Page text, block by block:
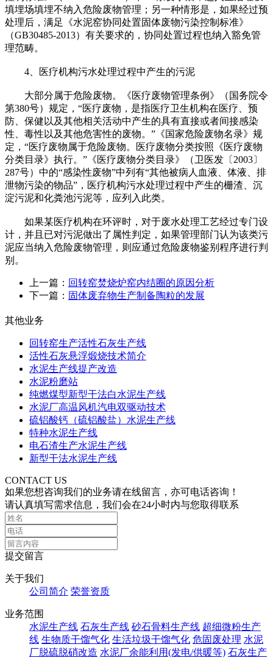
填埋场填埋不纳入危险废物管理；另一种情形是，如果经过预
处理后，满足《水泥窑协同处置固体废物污染控制标准》
（GB30485-2013）有关要求的，协同处置过程也纳入豁免管
理范畴。
4、医疗机构污水处理过程中产生的污泥
大部分属于危险废物。《医疗废物管理条例》（国务院令
第380号）规定，“医疗废物，是指医疗卫生机构在医疗、预
防、保健以及其他相关活动中产生的具有直接或者间接感染
性、毒性以及其他危害性的废物。”《国家危险废物名录》规
定，“医疗废物属于危险废物。医疗废物分类按照《医疗废物
分类目录》执行。”《医疗废物分类目录》（卫医发〔2003〕
287号）中的“感染性废物”中列有“其他被病人血液、体液、排
泄物污染的物品”，医疗机构污水处理过程中产生的栅渣、沉
淀污泥和化粪池污泥等，应列入此类。
如果某医疗机构在环评时，对于废水处理工艺经过专门设
计，并且已对污泥做出了属性判定，如果管理部门认为该类污
泥应当纳入危险废物管理，则应通过危险废物鉴别程序进行判
别。
上一篇： 回转窑焚烧炉窑内结圈的原因分析
下一篇： 固体废弃物生产制备陶粒的发展
其他业务
回转窑生产活性石灰生产线
活性石灰悬浮煅烧技术简介
水泥生产线提产改造
水泥粉磨站
纯燃煤型新型干法白水泥生产线
水泥厂高温风机汽电双驱动技术
硫铝酸钙（硫铝酸盐）水泥生产线
特种水泥生产线
电石渣生产水泥生产线
新型干法水泥生产线
CONTACT US
如果您想咨询我们的业务请在线留言，亦可电话咨询！
请认真填写需求信息，我们会在24小时内与您取得联系
提交留言
关于我们
公司简介 荣誉资质
业务范围
水泥生产线 石灰生产线 砂石骨料生产线 超细微粉生产
线 生物质干馏气化 生活垃圾干馏气化 危固废处理 水泥
厂脱硫脱硝改造 水泥厂余能利用(发电/供暖等) 石灰生产